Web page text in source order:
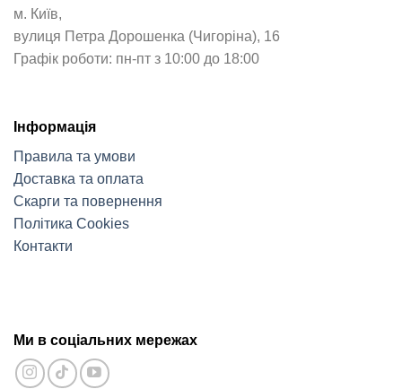
м. Київ,
вулиця Петра Дорошенка (Чигоріна), 16
Графік роботи: пн-пт з 10:00 до 18:00
Інформація
Правила та умови
Доставка та оплата
Скарги та повернення
Політика Cookies
Контакти
Ми в соціальних мережах